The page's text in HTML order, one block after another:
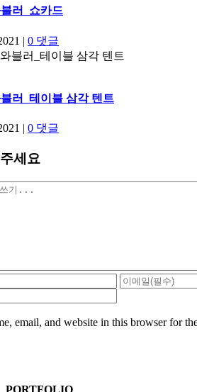
러_쇼카드
| 0 댓글
러_테이블 삼각 텐트
| 0 댓글
세요
email, and website in this browser for
PORTFOLIO